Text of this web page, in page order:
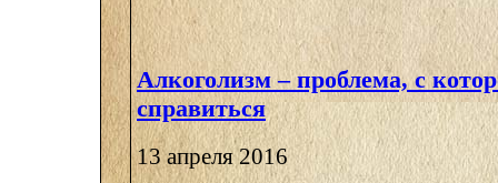
Алкоголизм – проблема, с
справиться
13 апреля 2016